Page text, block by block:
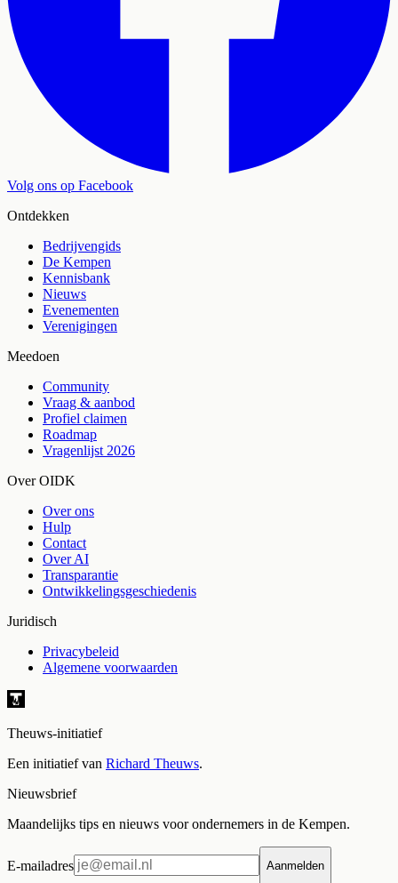
Volg ons op Facebook
Ontdekken
Bedrijvengids
De Kempen
Kennisbank
Nieuws
Evenementen
Verenigingen
Meedoen
Community
Vraag & aanbod
Profiel claimen
Roadmap
Vragenlijst 2026
Over OIDK
Over ons
Hulp
Contact
Over AI
Transparantie
Ontwikkelingsgeschiedenis
Juridisch
Privacybeleid
Algemene voorwaarden
Theuws-initiatief
Een initiatief van Richard Theuws.
Nieuwsbrief
Maandelijks tips en nieuws voor ondernemers in de Kempen.
E-mailadres Aanmelden